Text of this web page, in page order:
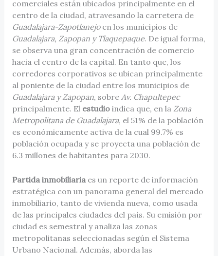
comerciales están ubicados principalmente en el
centro de la ciudad, atravesando la carretera de
Guadalajara-Zapotlanejoen los municipios de
Guadalajara, Zapopan y Tlaquepaque. De igual forma,
se observa una gran concentración de comercio
hacia el centro de la capital. En tanto que, los
corredores corporativos se ubican principalmente
al poniente de la ciudad entre los municipios de
Guadalajara y Zapopan, sobre Av. Chapultepec
principalmente. El estudioindica que, en la Zona
Metropolitana de Guadalajara, el 51% de la población
es económicamente activa de la cual 99.7% es
población ocupada y se proyecta una población de
6.3 millones de habitantes para 2030.
Partida inmobiliariaes un reporte de información
estratégica con un panorama general del mercado
inmobiliario, tanto de vivienda nueva, como usada
de las principales ciudades del país. Su emisión por
ciudad es semestral y analiza las zonas
metropolitanas seleccionadas según el Sistema
Urbano Nacional. Además, aborda las